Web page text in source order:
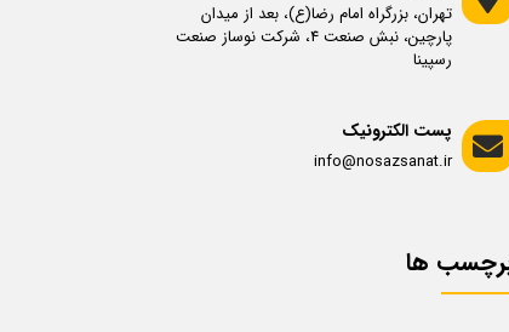
تهران، بزرگراه امام رضا(ع)، بعد از میدان
پارچین، نبش صنعت 4، شرکت نوساز صنعت
رسپینا
پست الکترونیک
info@nosazsanat.ir
ها